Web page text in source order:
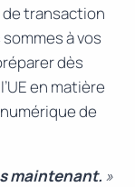
transaction
à vos
dès
en matière
de
maintenant. »